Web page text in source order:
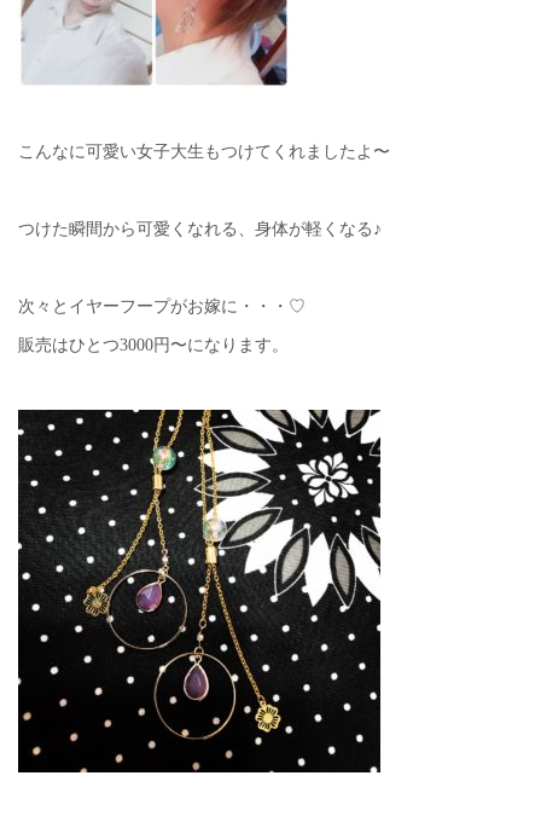
こんなに可愛い女子大生もつけてくれましたよ〜
つけた瞬間から可愛くなれる、身体が軽くなる♪
次々とイヤーフープがお嫁に・・・♡
販売はひとつ3000円〜になります。